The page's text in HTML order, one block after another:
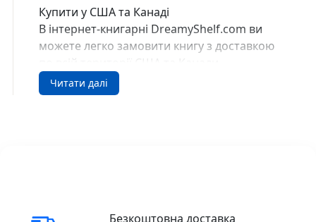
Купити у США та Канаді
В інтернет-книгарні DreamyShelf.com ви
можете легко замовити книгу з доставкою
🇺🇸 Buy in the USA
🇨🇦 Buy in Canada
Читати далі
Безкоштовна доставка